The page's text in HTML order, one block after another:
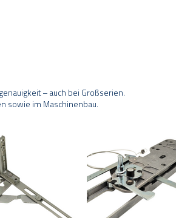
– auch bei Großserien.
sowie im Maschinenbau.